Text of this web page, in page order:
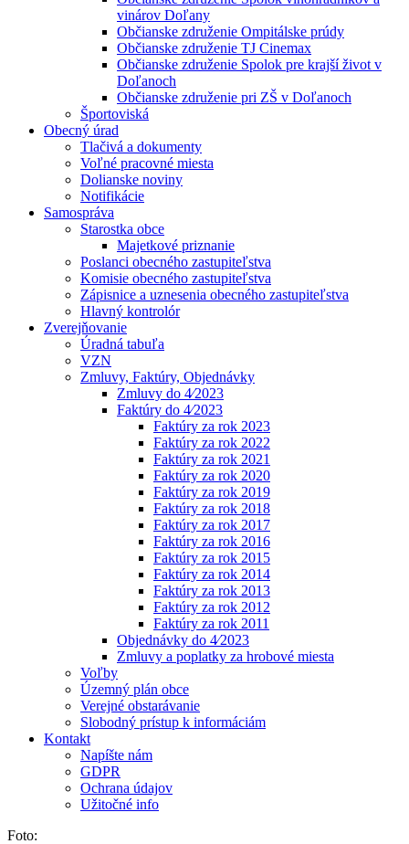
vinárov Doľany
Občianske združenie Ompitálske prúdy
Občianske združenie TJ Cinemax
Občianske združenie Spolok pre krajší život v
Doľanoch
Občianske združenie pri ZŠ v Doľanoch
Športoviská
Obecný úrad
Tlačivá a dokumenty
Voľné pracovné miesta
Dolianske noviny
Notifikácie
Samospráva
Starostka obce
Majetkové priznanie
Poslanci obecného zastupiteľstva
Komisie obecného zastupiteľstva
Zápisnice a uznesenia obecného zastupiteľstva
Hlavný kontrolór
Zverejňovanie
Úradná tabuľa
VZN
Zmluvy, Faktúry, Objednávky
Zmluvy do 4⁄2023
Faktúry do 4⁄2023
Faktúry za rok 2023
Faktúry za rok 2022
Faktúry za rok 2021
Faktúry za rok 2020
Faktúry za rok 2019
Faktúry za rok 2018
Faktúry za rok 2017
Faktúry za rok 2016
Faktúry za rok 2015
Faktúry za rok 2014
Faktúry za rok 2013
Faktúry za rok 2012
Faktúry za rok 2011
Objednávky do 4⁄2023
Zmluvy a poplatky za hrobové miesta
Voľby
Územný plán obce
Verejné obstarávanie
Slobodný prístup k informáciám
Kontakt
Napíšte nám
GDPR
Ochrana údajov
Užitočné info
Foto: